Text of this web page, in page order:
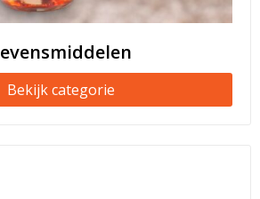
Bekijk categorie